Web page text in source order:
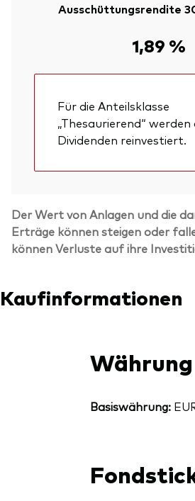
Ausschüttungsrendite
1,89 %
Für die Anteilsklasse
„Thesaurierend“ werden
Dividenden reinvestiert.
Der Wert von Anlagen und die
Erträge können steigen oder
können Verluste auf ihre
Kaufinformationen
Währung
Basiswährung: